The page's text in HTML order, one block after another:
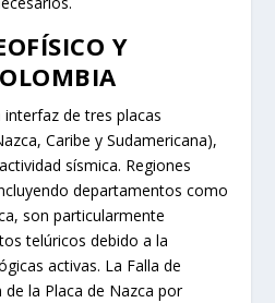
Y
de tres placas
Caribe y Sudamericana),
sísmica. Regiones
departamentos como
son particularmente
telúricos debido a la
activas. La Falla de
la Placa de Nazca por